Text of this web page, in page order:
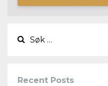
Recent Posts